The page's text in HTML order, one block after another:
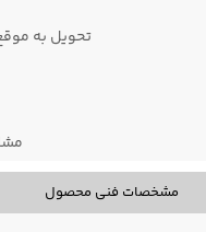
تحویل به
مشخصات فنی محصول